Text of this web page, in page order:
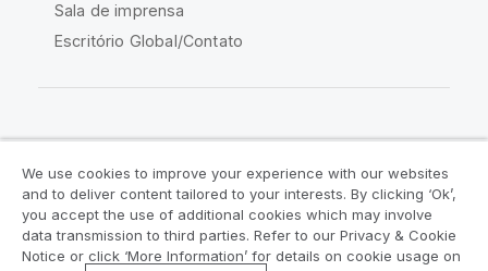
Sala de imprensa
Escritório Global/Contato
Acordos legais
Termos do produto
Legal Policies
Políticas Legais
We use cookies to improve your experience with our websites
and to deliver content tailored to your interests. By clicking ‘Ok’,
you accept the use of additional cookies which may involve
data transmission to third parties. Refer to our Privacy & Cookie
Notice or click ‘More Information’ for details on cookie usage on